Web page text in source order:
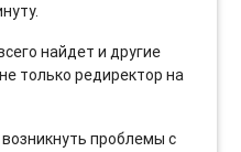
найдет и другие
только редиректор на
проблемы с